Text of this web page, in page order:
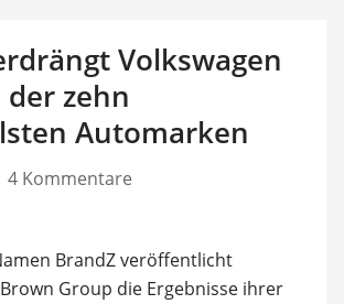
Volkswagen
zehn
Automarken
4 Kommentare
BrandZ veröffentlicht
Group die Ergebnisse ihrer